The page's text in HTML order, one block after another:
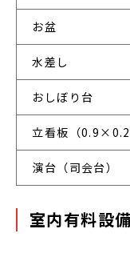
お盆
水差し
おしぼり台
立看板（
演台（司会台）
室内有料設備